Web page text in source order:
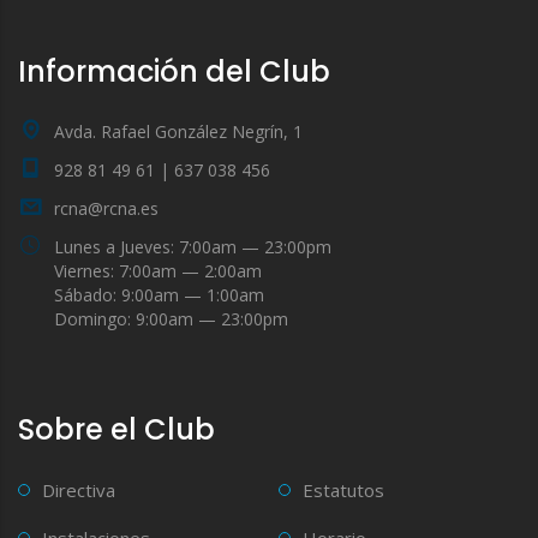
Información del Club
Avda. Rafael González Negrín, 1
928 81 49 61 | 637 038 456
rcna@rcna.es
Lunes a Jueves: 7:00am — 23:00pm
Viernes: 7:00am — 2:00am
Sábado: 9:00am — 1:00am
Domingo: 9:00am — 23:00pm
Sobre el Club
Directiva
Estatutos